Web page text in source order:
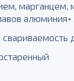
алюминия•